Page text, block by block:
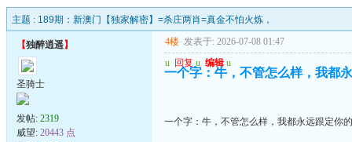
主题 : 189期：新澳门【独家解密】=杀庄两肖=真金不怕火炼，
【独醉逍遥】
圣骑士
发帖: 2319
威望: 20443 点
4楼 发表于: 2026-07-08 01:47
u 回复 u 编辑 u
一个字：牛，不管怎么样，我都
一个字：牛，不管怎么样，我都永远跟定你的